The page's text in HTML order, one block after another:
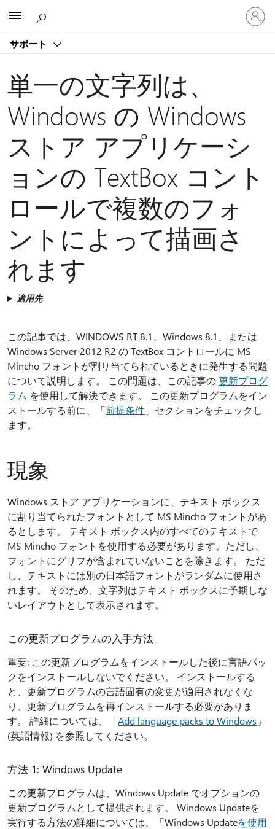
サポート
ア
カ
ウ
ン
イ
す
単一の文字列は、
Windows の Windows
ストア アプリケーシ
ョンの TextBox コント
ロールで複数のフォ
ントによって描画さ
れます
適用先
この記事では、WINDOWS RT 8.1、Windows 8.1、または
Windows Server 2012 R2 の TextBox コントロールに MS
Mincho フォントが割り当てられているときに発生する問題
について説明します。 この問題は、この記事の更新プログ
ラム を使用して解決できます。 この更新プログラムをイン
ストールする前に、「前提条件 」セクションをチェックし
ます。
現象
Windows ストア アプリケーションに、テキスト ボックス
に割り当てられたフォントとして MS Mincho フォントがあ
るとします。 テキスト ボックス内のすべてのテキストで
MS Mincho フォントを使用する必要があります。ただし、
フォントにグリフが含まれていないことを除きます。 ただ
し、テキストには別の日本語フォントがランダムに使用さ
れます。 そのため、文字列はテキスト ボックスに予期しな
いレイアウトとして表示されます。
この更新プログラムの入手方法
重要: この更新プログラムをインストールした後に言語パッ
クをインストールしないでください。 インストールする
と、更新プログラムの言語固有の変更が適用されなくな
り、更新プログラムを再インストールする必要がありま
す。 詳細については、「Add language packs to Windows 」
(英語情報) を参照してください。
方法 1: Windows Update
この更新プログラムは、Windows Update でオプションの
更新プログラムとして提供されます。 Windows Updateを
実行する方法の詳細については、「Windows Updateを使用